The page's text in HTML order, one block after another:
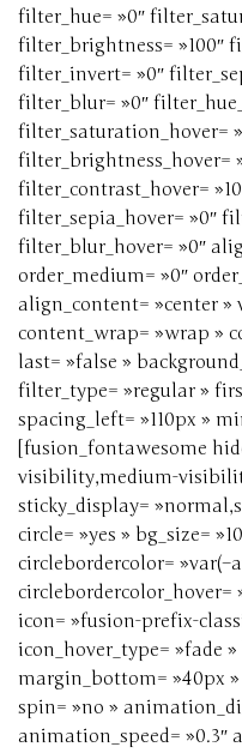
filter_hue= »0″
filter_brightness= »100″
filter_invert= »0″
filter_blur= »0″
filter_saturation_hover=
filter_brightness_hover=
filter_contrast_hover=
filter_sepia_hover= »0″
filter_blur_hover= »0″
order_medium= »0″
align_content= »center
content_wrap= »wrap »
last= »false »
filter_type= »regular »
spacing_left= »110px »
[fusion_fontawesome
visibility,medium-
sticky_display=
circle= »yes » bg_size=
circlebordercolor=
circlebordercolor_hover=
icon= »fusion-prefix-
icon_hover_type= »fade
margin_bottom= »40px »
spin= »no »
animation_speed=